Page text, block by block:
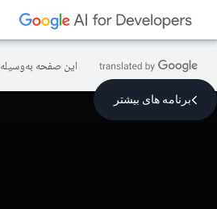
این صفحه به‌وسیله
برنامه های بیشتر